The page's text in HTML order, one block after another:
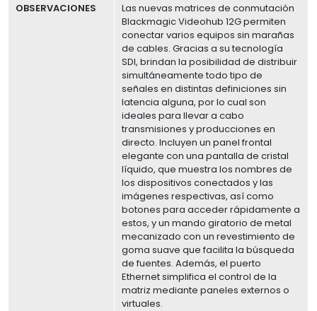
OBSERVACIONES
Las nuevas matrices de conmutación
Blackmagic Videohub 12G permiten
conectar varios equipos sin marañas
de cables. Gracias a su tecnología
SDI, brindan la posibilidad de distribuir
simultáneamente todo tipo de
señales en distintas definiciones sin
latencia alguna, por lo cual son
ideales para llevar a cabo
transmisiones y producciones en
directo. Incluyen un panel frontal
elegante con una pantalla de cristal
líquido, que muestra los nombres de
los dispositivos conectados y las
imágenes respectivas, así como
botones para acceder rápidamente a
estos, y un mando giratorio de metal
mecanizado con un revestimiento de
goma suave que facilita la búsqueda
de fuentes. Además, el puerto
Ethernet simplifica el control de la
matriz mediante paneles externos o
virtuales.